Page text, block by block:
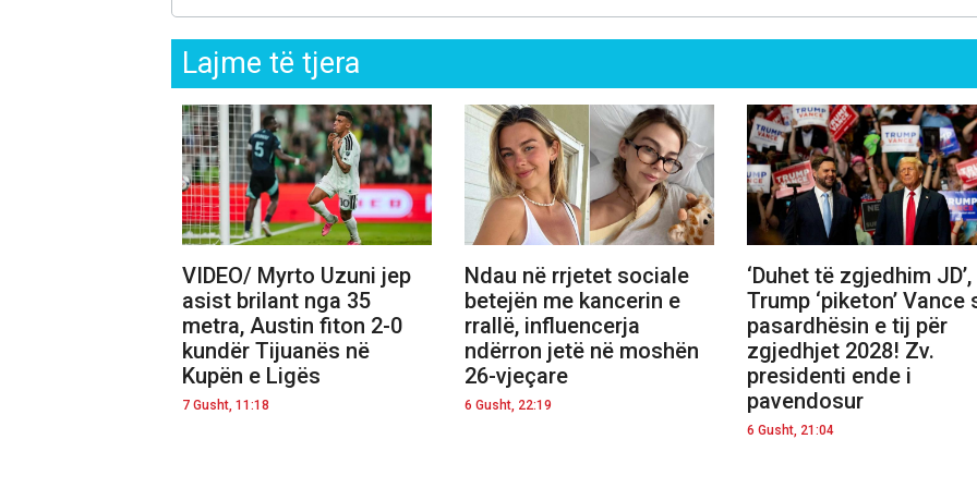
Lajme të tjera
VIDEO/ Myrto Uzuni jep
asist brilant nga 35
metra, Austin fiton 2-0
kundër Tijuanës në
Kupën e Ligës
7 Gusht, 11:18
Ndau në rrjetet sociale
betejën me kancerin e
rrallë, influencerja
ndërron jetë në moshën
26-vjeçare
6 Gusht, 22:19
‘Duhet të zgjedhim JD’,
Trump ‘piketon’ Vance
pasardhësin e tij për
zgjedhjet 2028! Zv.
presidenti ende i
pavendosur
6 Gusht, 21:04